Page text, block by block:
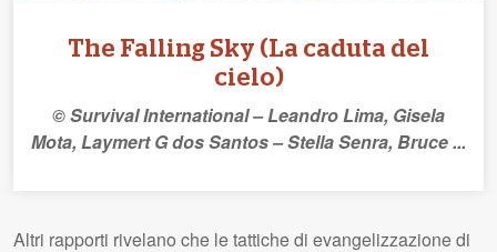
The Falling Sky (La caduta del
cielo)
© Survival International – Leandro Lima, Gisela
Mota, Laymert G dos Santos – Stella Senra, Bruce ...
Altri rapporti rivelano che le tattiche di evangelizzazione di